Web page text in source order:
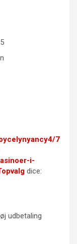
7
i-
dice:
udbetaling